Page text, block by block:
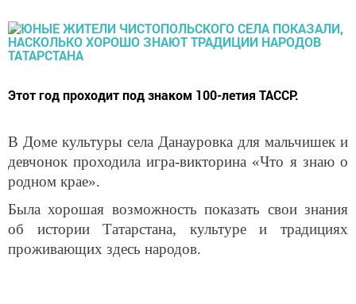
Этот год проходит под знаком 100-летия ТАССР.
В Доме культуры села Данауровка для мальчишек и
девчонок проходила игра-викторина «Что я знаю о
родном крае».
Была хорошая возможность показать свои знания
об истории Татарстана, культуре и традициях
проживающих здесь народов.